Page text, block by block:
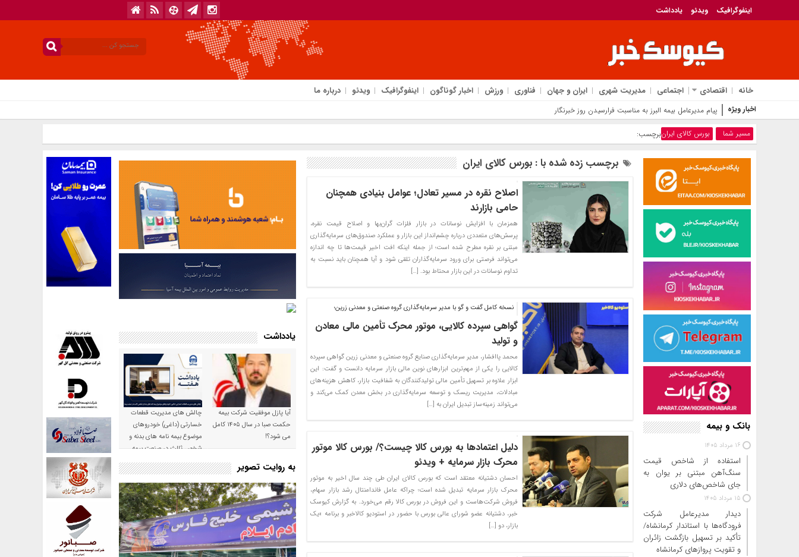
اینفوگرافیک ویدئو یادداشت
خانه اقتصادی اجتماعی مدیریت شهری ایران و جهان فناوری ورزش اخبار گوناگون اینفوگرافیک ویدئو درباره ما
اخبار ویژه پیام مدیرعامل بیمه البرز به مناسبت فرارسیدن روز خبرنگار
مسیر شما برچسب:بورس کالای ایران
بانک و بیمه
16 مرداد 1405
استفاده از شاخص قیمت
سنگ‌آهن مبتنی بر یوان به
جای شاخص‌های دلاری
15 مرداد 1405
دیدار مدیرعامل شرکت
فرودگاه‌ها با استاندار کرمانشاه/
تأکید بر تسهیل بازگشت زائران
و تقویت پروازهای کرمانشاه
برچسب زده شده با : بورس کالای ایران
اصلاح نقره در مسیر تعادل؛ عوامل بنیادی همچنان
حامی بازارند
همزمان با افزایش نوسانات در بازار فلزات گران‌بها و اصلاح قیمت نقره،
پرسش‌های متعددی درباره چشم‌انداز این بازار و عملکرد صندوق‌های سرمایه‌گذاری
مبتنی بر نقره مطرح شده است؛ از جمله اینکه افت اخیر قیمت‌ها تا چه اندازه
می‌تواند فرصتی برای ورود سرمایه‌گذاران تلقی شود و آیا همچنان باید نسبت به
تداوم نوسانات در این بازار محتاط بود. […]
نسخه کامل گفت و گو با مدیر سرمایه‌گذاری گروه صنعتی و معدنی زرین؛
گواهی سپرده کالایی، موتور محرک تأمین مالی معادن
و تولید
محمد پاافشار، مدیر سرمایه‌گذاری صنایع گروه صنعتی و معدنی زرین گواهی سپرده
کالایی را یکی از مهم‌ترین ابزارهای نوین مالی بازار سرمایه دانست و گفت: این
ابزار علاوه بر تسهیل تأمین مالی تولیدکنندگان به شفافیت بازار، کاهش هزینه‌های
مبادلات، مدیریت ریسک و توسعه سرمایه‌گذاری در بخش معدن کمک می‌کند و
می‌تواند زمینه‌ساز تبدیل ایران به […]
دلیل اعتمادها به بورس کالا چیست؟/ بورس کالا موتور
محرک بازار سرمایه + ویدئو
احسان دشتیانه معتقد است که بورس کالای ایران طی چند سال اخیر به موتور
محرک بازار سرمایه تبدیل شده است؛ چراکه عامل فاندامنتال رشد بازار سهام،
فروش شرکت‌هاست و این فروش در بورس کالا رقم می‌خورد. به گزارش کیوسک
خبر، دشتیانه عضو شورای عالی بورس با حضور در استودیو کالاخبر و برنامه «یک
بازار، دو […]
یادداشت
آیا پازل موفقیت شرکت بیمه
حکمت صبا در سال ۱۴۰۵ کامل
می شود؟!
چالش های مدیریت قطعات
خسارتی (داغی) خودروهای
موضوع بیمه نامه های بدنه و
شخص ثالث در صنعت بیمه
به روایت تصویر